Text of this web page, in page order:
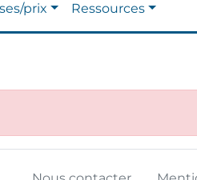
prix Ressources